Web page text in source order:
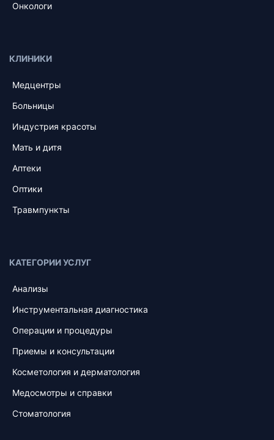
Онкологи
КЛИНИКИ
Медцентры
Больницы
Индустрия красоты
Мать и дитя
Аптеки
Оптики
Травмпункты
КАТЕГОРИИ УСЛУГ
Анализы
Инструментальная диагностика
Операции и процедуры
Приемы и консультации
Косметология и дерматология
Медосмотры и справки
Стоматология